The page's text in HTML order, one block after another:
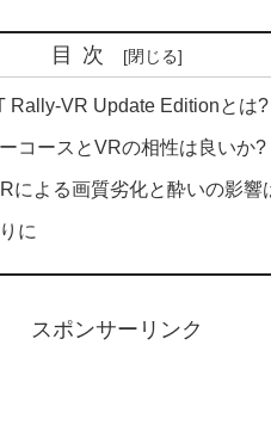
目次
Rally-VR Update Editionとは?
コースとVRの相性は良いか?
による画質劣化と酔いの影響
に
スポンサーリンク